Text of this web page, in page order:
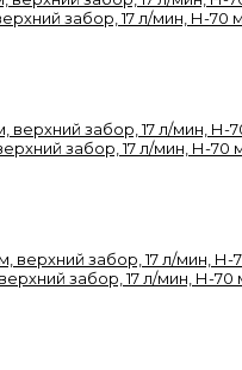
забор, 17 л/мин, Н-70
забор, 17 л/мин, Н-70
забор, 17 л/мин, Н-70